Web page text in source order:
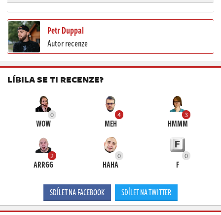
Petr Duppal
Autor recenze
LÍBILA SE TI RECENZE?
0
WOW
4
MEH
3
HMMM
2
ARRGG
0
HAHA
0
F
SDÍLET NA FACEBOOK SDÍLET NA TWITTER